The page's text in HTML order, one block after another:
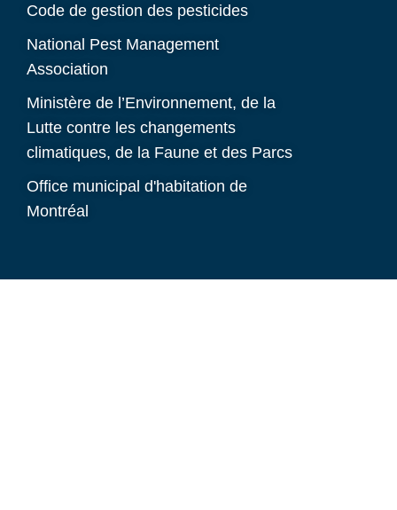
Code de gestion des pesticides
National Pest Management
Association
Ministère de l’Environnement, de la
Lutte contre les changements
climatiques, de la Faune et des Parcs
Office municipal d'habitation de
Montréal